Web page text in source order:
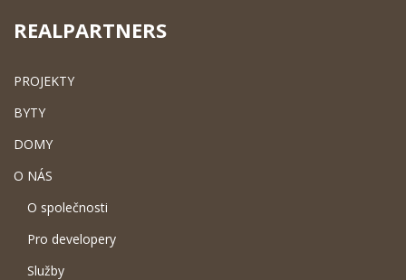
REALPARTNERS
PROJEKTY
BYTY
DOMY
O NÁS
O společnosti
Pro developery
Služby